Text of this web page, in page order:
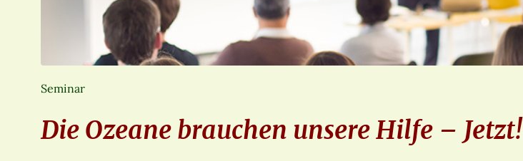
Seminar
Die Ozeane brauchen unsere Hilfe – Jetzt!